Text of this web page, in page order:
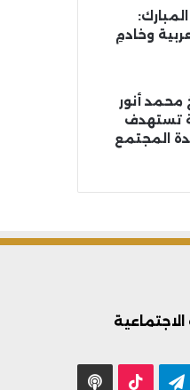
المبارك:
وخادمِ
محمد أنور
تستهدف
المجتمع
تيلقرام ‫TikTok